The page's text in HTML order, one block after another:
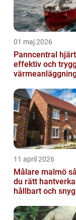
01 maj 2026
Panncentral hjärtat i en
effektiv och
11 april 2026
Målare malmö så väljer
du rätt
hållbart och